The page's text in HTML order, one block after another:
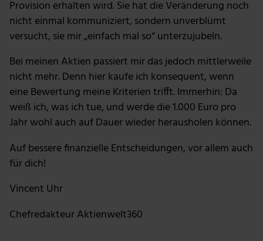
möglicherweise mit weiteren Daten zusammen, die du
ihnen bereitgestellt hast oder die sie im Rahmen deiner
Nutzung der Dienste gesammelt haben.
Provision erhalten wird. Sie hat die Veränderung noch
nicht einmal kommuniziert, sondern unverblümt
versucht, sie mir „einfach mal so“ unterzujubeln.
Bei meinen Aktien passiert mir das jedoch mittlerweile
nicht mehr. Denn hier kaufe ich konsequent, wenn
eine Bewertung meine Kriterien trifft. Immerhin: Da
weiß ich, was ich tue, und werde die 1.000 Euro pro
Jahr wohl auch auf Dauer wieder herausholen können.
Auf bessere finanzielle Entscheidungen, vor allem auch
für dich!
Vincent Uhr
Chefredakteur Aktienwelt360